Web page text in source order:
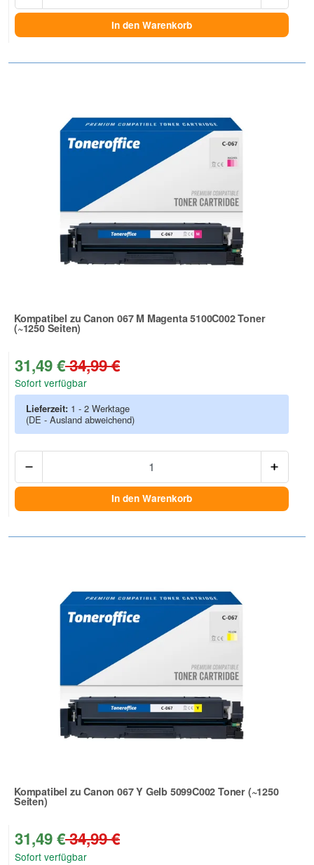
In den Warenkorb
Kompatibel zu Canon 067 M Magenta 5100C002 Toner
(~1250 Seiten)
Zur Artikelbewertung
31,49 €34,99 €
Sofort verfügbar
Lieferzeit: 1 - 2 Werktage
(DE - Ausland abweichend)
In den Warenkorb
Kompatibel zu Canon 067 Y Gelb 5099C002 Toner (~1250
Seiten)
Zur Artikelbewertung
31,49 €34,99 €
Sofort verfügbar